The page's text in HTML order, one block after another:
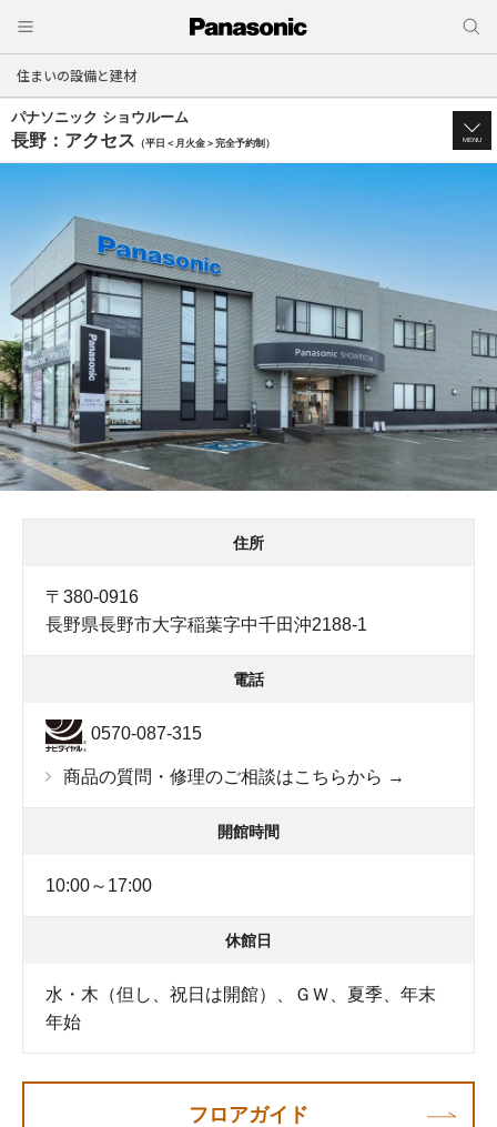
住まいの設備と建材
パナソニック ショウルーム
長野：アクセス （平日＜月火金＞完全予約制） MENU
住所
〒380-0916
長野県長野市大字稲葉字中千田沖2188-1
電話
0570-087-315
商品の質問・修理のご相談はこちらから →
開館時間
10:00～17:00
休館日
水・木（但し、祝日は開館）、ＧＷ、夏季、年末
年始
フロアガイド